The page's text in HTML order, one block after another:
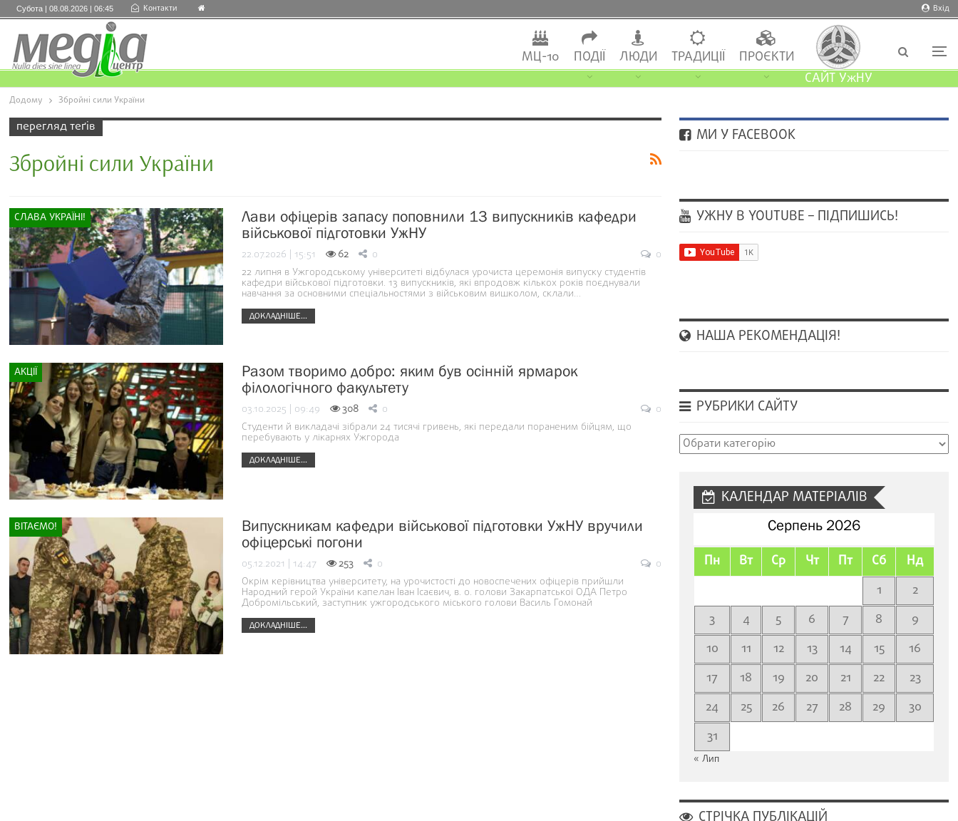
Вхід
Субота | 08.08.2026 | 06:45 Контакти
МЦ-10 ПОДІЇ ЛЮДИ ТРАДИЦІЇ
ПРОЄКТИ
САЙТ УжНУ
Додому Збройні сили України
перегляд теґів
Збройні сили України
СЛАВА УКРАЇНІ!
Лави офіцерів запасу поповнили 13 випускників кафедри
військової підготовки УжНУ
22.07.2026 | 15:51 62 0
0
22 липня в Ужгородському університеті відбулася урочиста церемонія випуску студентів
кафедри військової підготовки. 13 випускників, які впродовж кількох років поєднували
навчання за основними спеціальностями з військовим вишколом, склали…
ДОКЛАДНІШЕ...
АКЦІЇ
Разом творимо добро: яким був осінній ярмарок
філологічного факультету
03.10.2025 | 09:49 308 0
0
Студенти й викладачі зібрали 24 тисячі гривень, які передали пораненим бійцям, що
перебувають у лікарнях Ужгорода
ДОКЛАДНІШЕ...
ВІТАЄМО!
Випускникам кафедри військової підготовки УжНУ вручили
офіцерські погони
05.12.2021 | 14:47 253 0
0
Окрім керівництва університету, на урочистості до новоспечених офіцерів прийшли
Народний герой України капелан Іван Ісаєвич, в. о. голови Закарпатської ОДА Петро
Добромільський, заступник ужгородського міського голови Василь Гомонай
ДОКЛАДНІШЕ...
МИ У FACEBOOK
УЖНУ В YOUTUBE – ПІДПИШИСЬ!
НАША РЕКОМЕНДАЦІЯ!
РУБРИКИ САЙТУ
Рубрики
КАЛЕНДАР МАТЕРІАЛІВ
Серпень 2026
Пн Вт Ср Чт Пт Сб Нд
1
2
3
4 5 6 7 8
9
10
11 12 13 14 15
16
17
18 19 20 21 22
23
24
25 26 27 28 29
30
31
« Лип